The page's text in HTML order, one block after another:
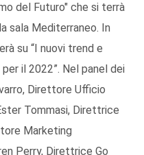
del Futuro" che si terrà
sala Mediterraneo. In
su “I nuovi trend e
il 2022”. Nel panel dei
Direttore Ufficio
Tommasi, Direttrice
Marketing
Perry, Direttrice Go